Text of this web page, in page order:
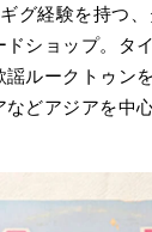
グ経験を持つ
ドショップ。タ
謡ルークトゥン
などアジアを中